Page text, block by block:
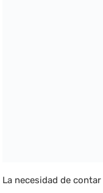
La necesidad de